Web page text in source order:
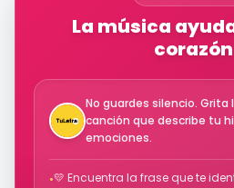
La música
corazón
No guardes silencio.
canción que describe tu
emociones.
•💛 Encuentra la frase que te